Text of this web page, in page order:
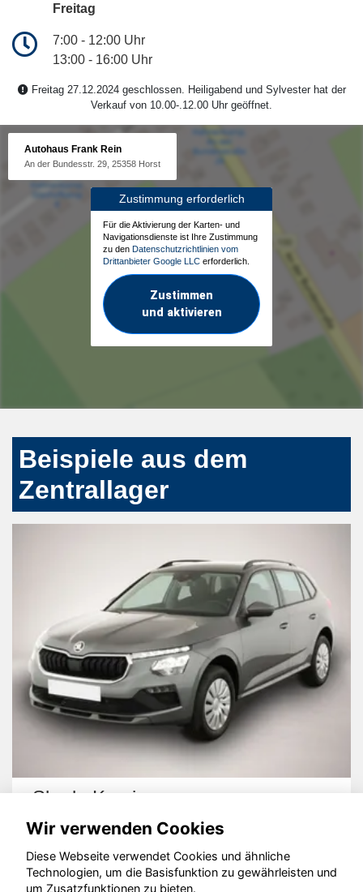
Freitag
7:00 - 12:00 Uhr
13:00 - 16:00 Uhr
Freitag 27.12.2024 geschlossen. Heiligabend und Sylvester hat der
Verkauf von 10.00-.12.00 Uhr geöffnet.
Autohaus Frank Rein
An der Bundesstr. 29, 25358 Horst
Zustimmung erforderlich
Für die Aktivierung der Karten- und
Navigationsdienste ist Ihre Zustimmung
zu den Datenschutzrichtlinien vom
Drittanbieter Google LLC erforderlich.
Zustimmen
und aktivieren
Beispiele aus dem
Zentrallager
Skoda Kamiq
© konjunkturmotor.de GmbH 2020 - 2026
Wir verwenden Cookies
Diese Webseite verwendet Cookies und ähnliche
Technologien, um die Basisfunktion zu gewährleisten und
um Zusatzfunktionen zu bieten.